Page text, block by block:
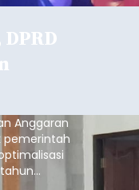
Anggaran
pemerintah